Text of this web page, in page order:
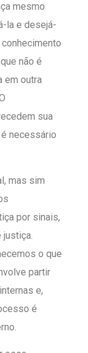
mesmo
la e desejá-
não é
em outra
sua
necessário
mas sim
por sinais,
o que
partir
e,
é